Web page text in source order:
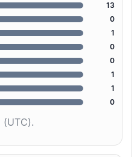
13
0
1
0
0
1
1
0